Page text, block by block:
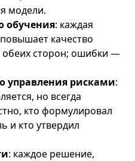
модели.
обучения: каждая
качество
сторон; ошибки —
управления рисками:
но всегда
кто формулировал
и кто утвердил
: каждое решение,